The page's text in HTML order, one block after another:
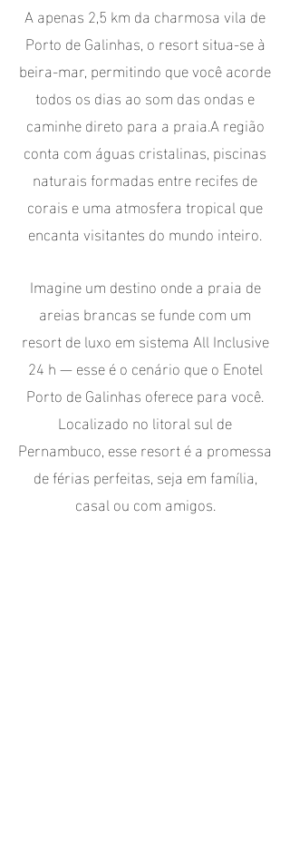
A apenas 2,5 km da charmosa vila de
Porto de Galinhas, o resort situa-se à
beira-mar, permitindo que você acorde
todos os dias ao som das ondas e
caminhe direto para a praia.A região
conta com águas cristalinas, piscinas
naturais formadas entre recifes de
corais e uma atmosfera tropical que
encanta visitantes do mundo inteiro.
Imagine um destino onde a praia de
areias brancas se funde com um
resort de luxo em sistema All Inclusive
24 h — esse é o cenário que o Enotel
Porto de Galinhas oferece para você.
Localizado no litoral sul de
Pernambuco, esse resort é a promessa
de férias perfeitas, seja em família,
casal ou com amigos.